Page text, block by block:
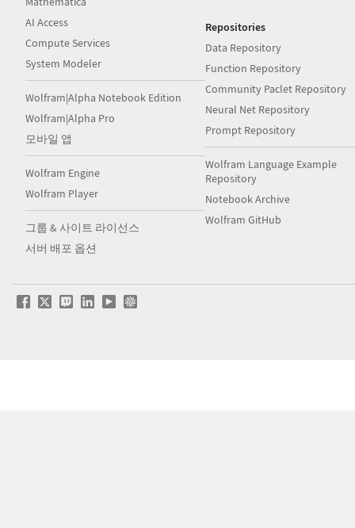
AI Access
Compute Services
System Modeler
Wolfram|Alpha Notebook Edition
Wolfram|Alpha Pro
모바일 앱
Wolfram Engine
Wolfram Player
그룹 & 사이트 라이선스
서버 배포 옵션
Repositories
Data Repository
Function Repository
Community Paclet Repository
Neural Net Repository
Prompt Repository
Wolfram Language Example
Repository
Notebook Archive
Wolfram GitHub